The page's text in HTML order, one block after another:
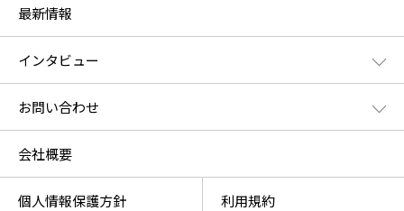
最新情報
インタビュー
お問い合わせ
会社概要
個人情報保護方針 利用規約